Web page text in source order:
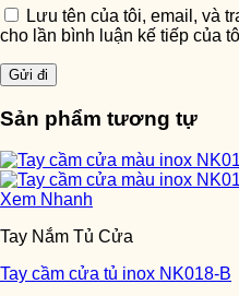
Lưu tên của tôi, email, và
cho lần bình luận kế tiếp của
Sản phẩm tương tự
Xem Nhanh
Tay Nắm Tủ Cửa
Tay cầm cửa tủ inox NK018-B